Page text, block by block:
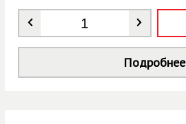
Количество
Подробнее